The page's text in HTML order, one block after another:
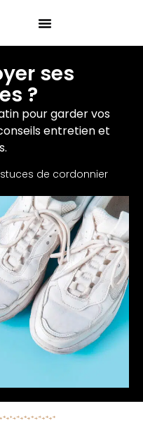
ses
?
pour garder vos
entretien et
de cordonnier